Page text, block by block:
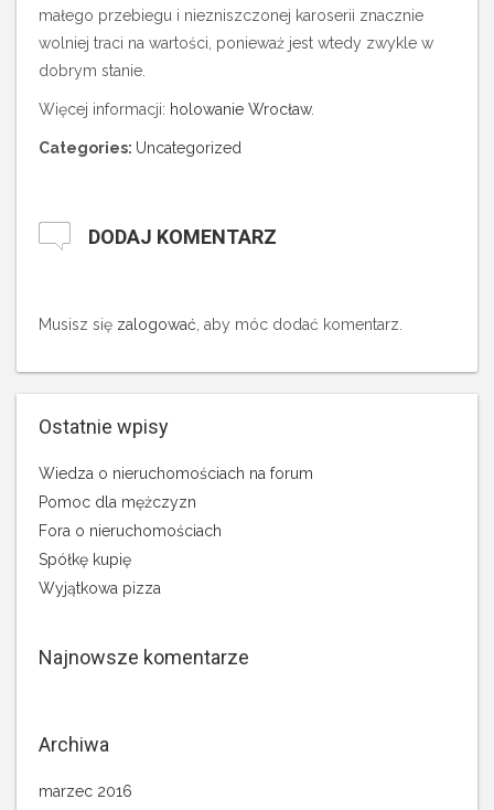
małego przebiegu i niezniszczonej karoserii znacznie
wolniej traci na wartości, ponieważ jest wtedy zwykle w
dobrym stanie.
Więcej informacji: holowanie Wrocław.
Categories: Uncategorized
DODAJ KOMENTARZ
Musisz się zalogować , aby móc dodać komentarz.
Ostatnie wpisy
Wiedza o nieruchomościach na forum
Pomoc dla mężczyzn
Fora o nieruchomościach
Spółkę kupię
Wyjątkowa pizza
Najnowsze komentarze
Archiwa
marzec 2016